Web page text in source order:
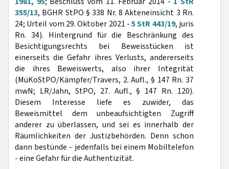
355/13, BGHR StPO § 338 Nr. 8 Akteneinsicht 3 Rn.
24; Urteil vom 29. Oktober 2021 -5 StR 443/19, juris
Rn. 34). Hintergrund für die Beschränkung des
Besichtigungsrechts bei Beweisstücken ist
einerseits die Gefahr ihres Verlusts, andererseits
die ihres Beweiswerts, also ihrer Integrität
(MüKoStPO/Kämpfer/Travers, 2. Aufl., § 147 Rn. 37
mwN; LR/Jahn, StPO, 27. Aufl., § 147 Rn. 120).
Diesem Interesse liefe es zuwider, das
Beweismittel dem unbeaufsichtigten Zugriff
anderer zu überlassen, und sei es innerhalb der
Räumlichkeiten der Justizbehörden. Denn schon
dann bestünde - jedenfalls bei einem Mobiltelefon
- eine Gefahr für die Authentizität.